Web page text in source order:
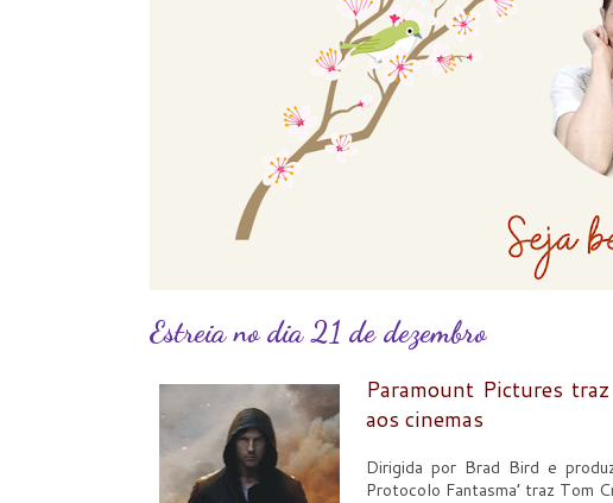
Estreia no dia 21 de dezembro
Paramount Pictures
aos cinemas
Dirigida por Brad Bird e
Protocolo Fantasma’ traz Tom